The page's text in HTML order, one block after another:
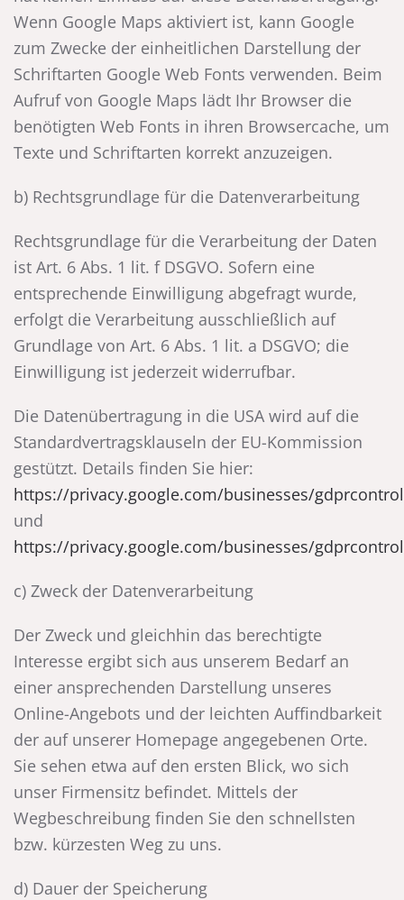
Wenn Google Maps aktiviert ist, kann Google
zum Zwecke der einheitlichen Darstellung der
Schriftarten Google Web Fonts verwenden. Beim
Aufruf von Google Maps lädt Ihr Browser die
benötigten Web Fonts in ihren Browsercache, um
Texte und Schriftarten korrekt anzuzeigen.
b) Rechtsgrundlage für die Datenverarbeitung
Rechtsgrundlage für die Verarbeitung der Daten
ist Art. 6 Abs. 1 lit. f DSGVO. Sofern eine
entsprechende Einwilligung abgefragt wurde,
erfolgt die Verarbeitung ausschließlich auf
Grundlage von Art. 6 Abs. 1 lit. a DSGVO; die
Einwilligung ist jederzeit widerrufbar.
Die Datenübertragung in die USA wird auf die
Standardvertragsklauseln der EU-Kommission
gestützt. Details finden Sie hier:
https://privacy.google.com/businesses/
und
https://privacy.google.com/businesses/
c) Zweck der Datenverarbeitung
Der Zweck und gleichhin das berechtigte
Interesse ergibt sich aus unserem Bedarf an
einer ansprechenden Darstellung unseres
Online-Angebots und der leichten Auffindbarkeit
der auf unserer Homepage angegebenen Orte.
Sie sehen etwa auf den ersten Blick, wo sich
unser Firmensitz befindet. Mittels der
Wegbeschreibung finden Sie den schnellsten
bzw. kürzesten Weg zu uns.
d) Dauer der Speicherung